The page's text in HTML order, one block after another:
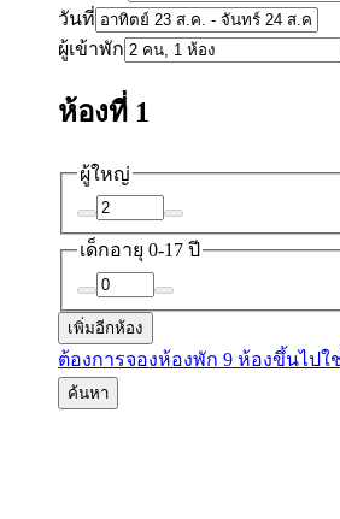
วันที่
ผู้เข้าพัก
ห้องที่ 1
ผู้ใหญ่
เด็กอายุ 0-17 ปี
เพิ่มอีกห้อง
ต้องการจองห้องพัก 9 ห้องขึ้นไปใ
ค้นหา